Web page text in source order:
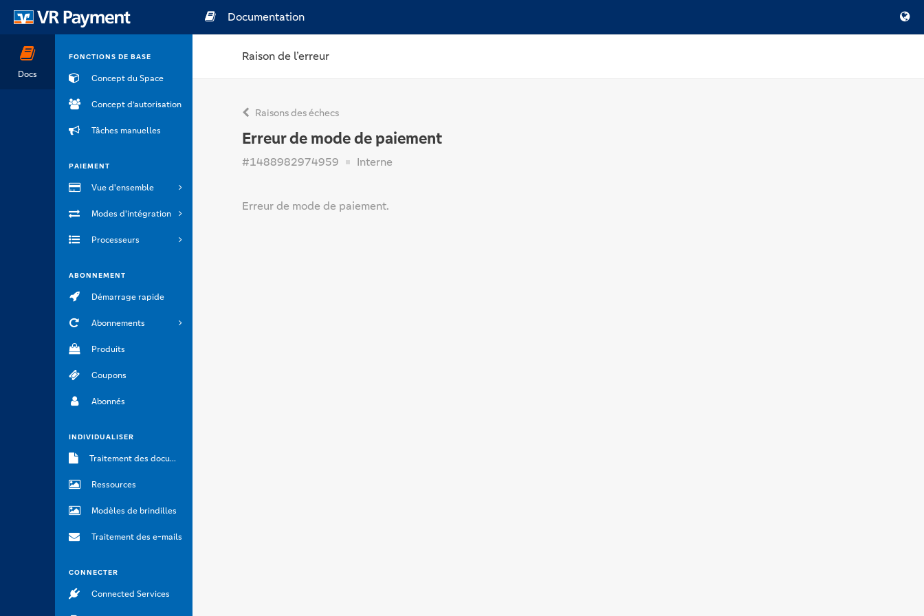
Docs
FONCTIONS DE BASE
Concept du Space
Concept d’autorisation
Tâches manuelles
PAIEMENT
Vue d'ensemble
Modes d'intégration
Processeurs
ABONNEMENT
Démarrage rapide
Abonnements
Produits
Coupons
Abonnés
INDIVIDUALISER
Traitement des documents
Ressources
Modèles de brindilles
Traitement des e-mails
CONNECTER
Connected Services
Documentation
Raison de l’erreur
Raisons des échecs
Erreur de mode de paiement
#1488982974959 Interne
Erreur de mode de paiement.